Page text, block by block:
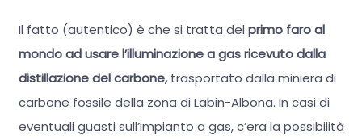
Il fatto (autentico) è che si tratta del primo faro al
mondo ad usare l’illuminazione a gas ricevuto dalla
distillazione del carbone,trasportato dalla miniera di
carbone fossile della zona di Labin-Albona. In casi di
eventuali guasti sull’impianto a gas, c’era la possibilità